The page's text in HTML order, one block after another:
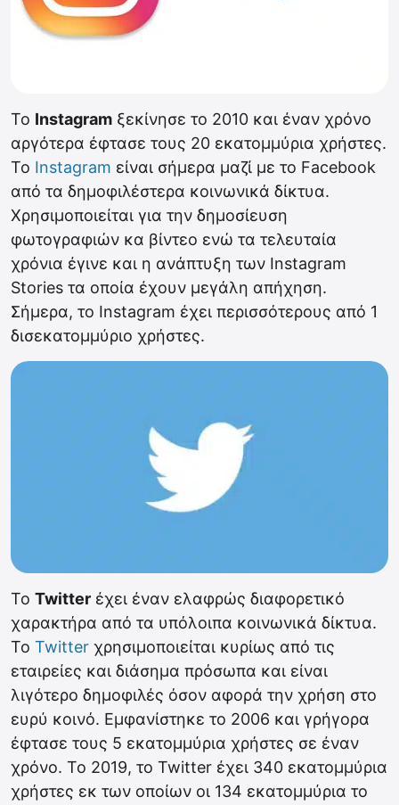
Το Instagram ξεκίνησε το 2010 και έναν χρόνο
αργότερα έφτασε τους 20 εκατομμύρια χρήστες.
Το Instagram είναι σήμερα μαζί με το Facebook
από τα δημοφιλέστερα κοινωνικά δίκτυα.
Χρησιμοποιείται για την δημοσίευση
φωτογραφιών κα βίντεο ενώ τα τελευταία
χρόνια έγινε και η ανάπτυξη των Instagram
Stories τα οποία έχουν μεγάλη απήχηση.
Σήμερα, το Instagram έχει περισσότερους από 1
δισεκατομμύριο χρήστες.
Το Twitter έχει έναν ελαφρώς διαφορετικό
χαρακτήρα από τα υπόλοιπα κοινωνικά δίκτυα.
Το Twitter χρησιμοποιείται κυρίως από τις
εταιρείες και διάσημα πρόσωπα και είναι
λιγότερο δημοφιλές όσον αφορά την χρήση στο
ευρύ κοινό. Εμφανίστηκε το 2006 και γρήγορα
έφτασε τους 5 εκατομμύρια χρήστες σε έναν
χρόνο. Το 2019, το Twitter έχει 340 εκατομμύρια
χρήστες εκ των οποίων οι 134 εκατομμύρια το